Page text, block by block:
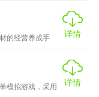
的经营养成手
详情
模拟游戏，采用
详情